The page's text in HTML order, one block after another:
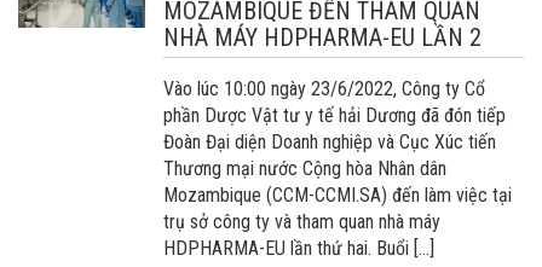
MOZAMBIQUE ĐẾN THAM QUAN
NHÀ MÁY HDPHARMA-EU LẦN 2
Vào lúc 10:00 ngày 23/6/2022, Công ty Cổ
phần Dược Vật tư y tế hải Dương đã đón tiếp
Đoàn Đại diện Doanh nghiệp và Cục Xúc tiến
Thương mại nước Cộng hòa Nhân dân
Mozambique (CCM-CCMI.SA) đến làm việc tại
trụ sở công ty và tham quan nhà máy
HDPHARMA-EU lần thứ hai. Buổi […]